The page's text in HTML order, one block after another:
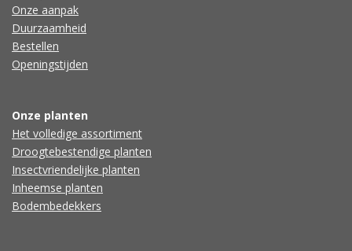
Onze aanpak
Duurzaamheid
Bestellen
Openingstijden
Onze planten
Het volledige assortiment
Droogtebestendige planten
Insectvriendelijke planten
Inheemse planten
Bodembedekkers